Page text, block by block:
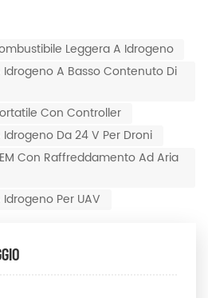
Leggera A Idrogeno
A Basso Contenuto Di
Con Controller
Da 24 V Per Droni
Con Raffreddamento Ad Aria
Per UAV